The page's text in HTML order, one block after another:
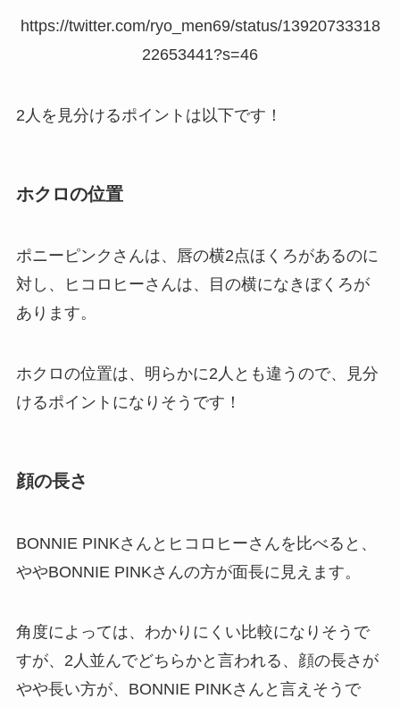
https://twitter.com/ryo_men69/status/13920733318
22653441?s=46
2人を見分けるポイントは以下です！
ホクロの位置
ポニーピンクさんは、唇の横2点ほくろがあるのに
対し、ヒコロヒーさんは、目の横になきぼくろが
あります。
ホクロの位置は、明らかに2人とも違うので、見分
けるポイントになりそうです！
顔の長さ
BONNIE PINKさんとヒコロヒーさんを比べると、
ややBONNIE PINKさんの方が面長に見えます。
角度によっては、わかりにくい比較になりそうで
すが、2人並んでどちらかと言われる、顔の長さが
やや長い方が、BONNIE PINKさんと言えそうで